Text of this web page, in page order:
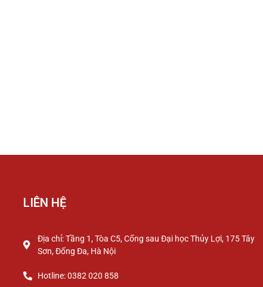
LIÊN HỆ
Địa chỉ: Tầng 1, Tòa C5, Cổng sau Đại học Thủy Lợi, 175 Tây
Sơn, Đống Đa, Hà Nội
Hotline: 0382 020 858